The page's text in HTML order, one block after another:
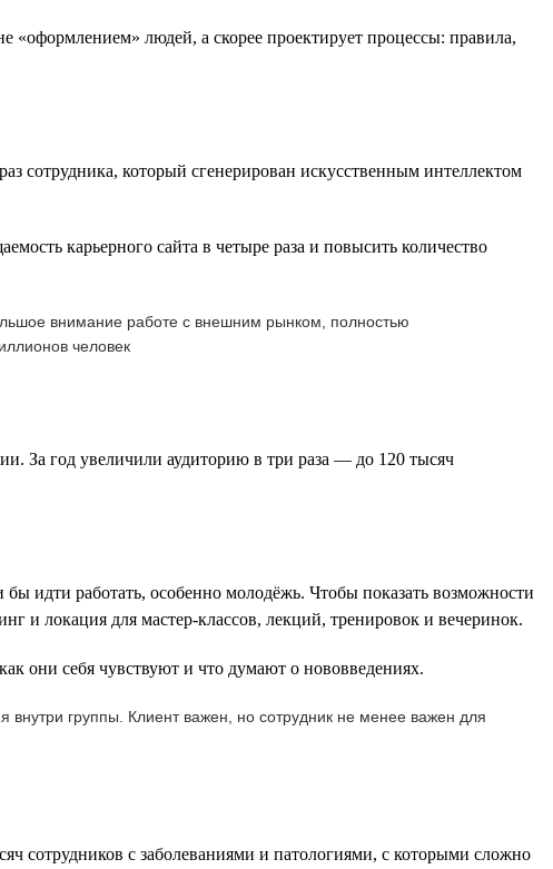
людей, а скорее проектирует процессы: правила,
сотрудника, который сгенерирован искусственным интеллектом
карьерного сайта в четыре раза и повысить количество
внимание работе с внешним рынком, полностью
человек
За год увеличили аудиторию в три раза — до 120 тысяч
идти работать, особенно молодёжь. Чтобы показать возможности
и локация для мастер-классов, лекций, тренировок и вечеринок.
они себя чувствуют и что думают о нововведениях.
группы. Клиент важен, но сотрудник не менее важен для
сотрудников с заболеваниями и патологиями, с которыми сложно